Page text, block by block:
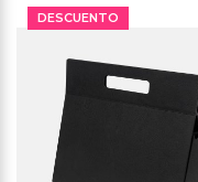
DESCUENTO